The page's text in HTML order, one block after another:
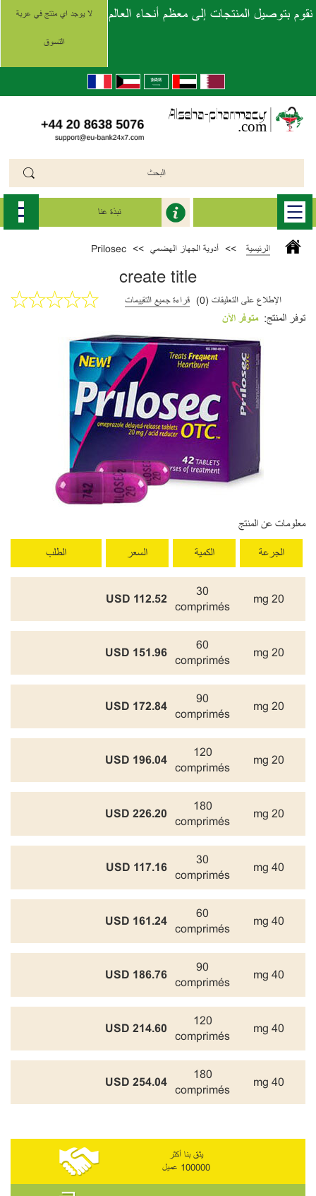
لا يوجد اي منتج في عربة
التسوق
نقوم بتوصيل المنتجات إلى معظم أنحاء العالم
نبذة عنا
الرئيسية >> أدوية الجهاز الهضمي >>
Prilosec
create title
الإطلاع على التعليقات (0) قراءة جميع التقييمات
توفر المنتج: متوفر الآن
معلومات عن المنتج
الجرعة الكمية السعر الطلب
20 mg
30
comprimés
112.52 USD
20 mg
60
comprimés
151.96 USD
20 mg
90
comprimés
172.84 USD
20 mg
120
comprimés
196.04 USD
20 mg
180
comprimés
226.20 USD
40 mg
30
comprimés
117.16 USD
40 mg
60
comprimés
161.24 USD
40 mg
90
comprimés
186.76 USD
40 mg
120
comprimés
214.60 USD
40 mg
180
comprimés
254.04 USD
يثق بنا أكثر
100000 عميل